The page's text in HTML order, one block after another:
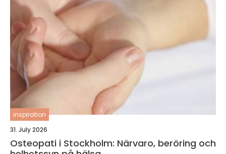
inspiration
31. July 2026
Osteopati i Stockholm: Närvaro, beröring och